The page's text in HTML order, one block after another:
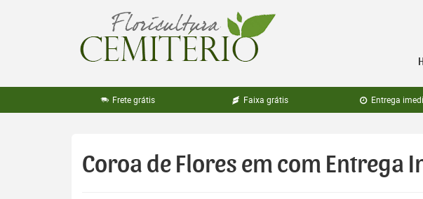
Frete grátis Faixa grátis Entrega
Coroa de Flores em com Entrega